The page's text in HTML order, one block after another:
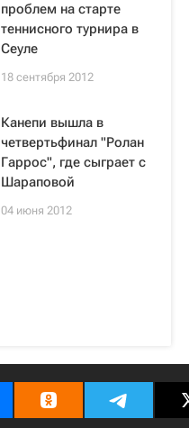
проблем на старте
теннисного турнира в
Сеуле
18 сентября 2012
Канепи вышла в
четвертьфинал "Ролан
Гаррос", где сыграет с
Шараповой
04 июня 2012